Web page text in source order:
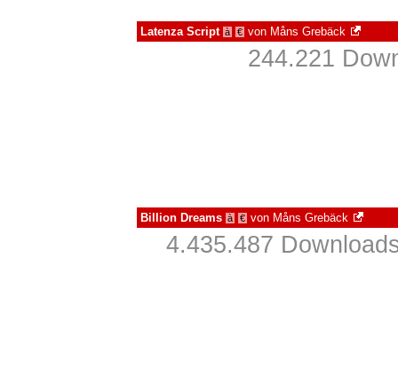
Latenza Script à € von Måns Grebäck
244.221
Billion Dreams à € von Måns Grebäck
4.435.487